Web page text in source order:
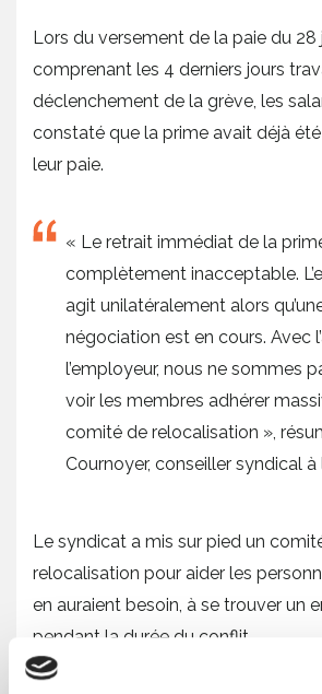
Lors du versement de la paie du 28
comprenant les 4 derniers jours
déclenchement de la grève, les
constaté que la prime avait déjà
leur paie.
« Le retrait immédiat de la
complètement inacceptable.
agit unilatéralement alors
négociation est en cours. Avec
l’employeur, nous ne sommes
voir les membres adhérer
comité de relocalisation »,
Cournoyer, conseiller syndical à
Le syndicat a mis sur pied un
relocalisation pour aider les
en auraient besoin, à se trouver un
pendant la durée du conflit.